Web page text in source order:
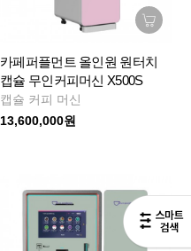
카페퍼플먼트 올인원 원터치
캡슐 무인커피머신 X500S
캡슐 커피 머신
13,600,000원